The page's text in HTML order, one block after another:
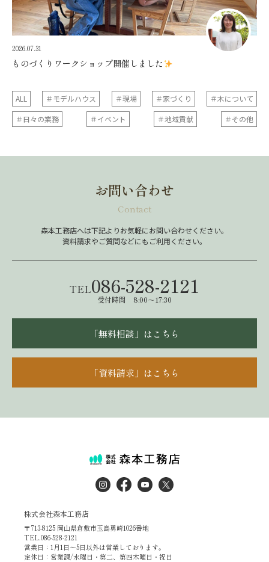
2026.07.31
ものづくりワークショップ開催しました
ALL ＃モデルハウス ＃現場 ＃家づくり
＃木について
＃日々の業務
＃イベント ＃地域貢献 ＃その他
お問い合わせ
Contact
森本工務店へは下記よりお気軽にお問い合わせください。
資料請求やご質問などにもご利用ください。
TEL086-528-2121
受付時間 8:00～17:30
「無料相談」はこちら
「資料請求」はこちら
株式会社森本工務店
〒713-8125 岡山県倉敷市玉島勇崎1026番地
TEL.086-528-2121
営業日：1月1日～5日以外は営業しております。
定休日：営業課/水曜日・第二、第四木曜日・祝日